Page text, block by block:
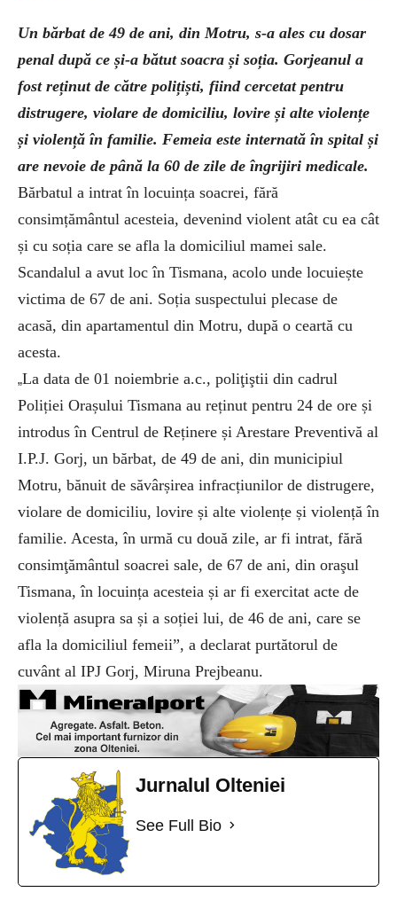
Un bărbat de 49 de ani, din Motru, s-a ales cu dosar
penal după ce și-a bătut soacra și soția. Gorjeanul a
fost reținut de către polițiști, fiind cercetat pentru
distrugere, violare de domiciliu, lovire și alte violențe
și violență în familie. Femeia este internată în spital și
are nevoie de până la 60 de zile de îngrijiri medicale.
Bărbatul a intratîn locuința soacrei, fără
consimțământul acesteia, devenind violent atât cu ea cât
și cu soția care se afla la domiciliul mamei sale.
Scandalul a avut locîn Tismana, acolo unde locuiește
victima de 67 de ani. Soția suspectului plecase de
acasă, din apartamentul din Motru, după o ceartă cu
acesta.
„La data de 01 noiembrie a.c., poliţiştii din cadrul
Poliției Orașului Tismana au reținut pentru 24 de ore și
introdusîn Centrul de Reținere și Arestare Preventivă al
I.P.J. Gorj, un bărbat, de 49 de ani, din municipiul
Motru, bănuit de săvârșirea infracțiunilor de distrugere,
violare de domiciliu, lovire și alte violențe și violențăîn
familie. Acesta, în urmă cu două zile, ar fi intrat, fără
consimţământul soacrei sale, de 67 de ani, din oraşul
Tismana,în locuința acesteia și ar fi exercitat acte de
violență asupra sa și a soției lui, de 46 de ani, care se
afla la domiciliul femeii”, a declarat purtătorul de
cuvânt al IPJ Gorj, Miruna Prejbeanu.
Jurnalul Olteniei
See Full Bio